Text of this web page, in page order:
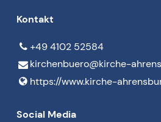
Kontakt
+49 4102 52584
kirchenbuero@​kirche-
https://www.​kirche-
Social Media